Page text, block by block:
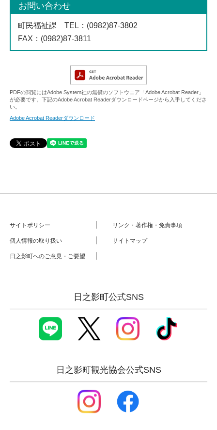
お問い合わせ
町民福祉課 TEL ：(0982)87-3802
FAX ：(0982)87-3811
PDFの閲覧にはAdobe System社の無償のソフトウェア「Adobe Acrobat Reader」
が必要です。下記のAdobe Acrobat Readerダウンロードページから入手してくださ
い。
Adobe Acrobat Readerダウンロード
サイトポリシー リンク・著作権・免責事項
個人情報の取り扱い サイトマップ
日之影町へのご意見・ご要望
日之影町公式SNS
日之影町観光協会公式SNS